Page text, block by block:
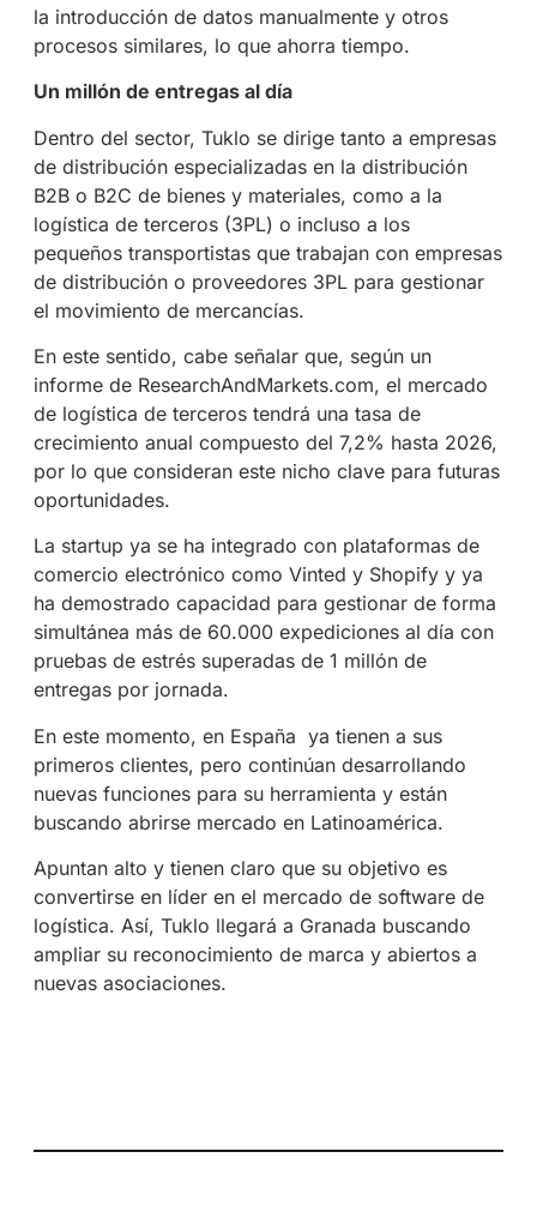
la introducción de datos manualmente y otros
procesos similares, lo que ahorra tiempo.
Un millón de entregas al día
Dentro del sector, Tuklo se dirige tanto a empresas
de distribución especializadas en la distribución
B2B o B2C de bienes y materiales, como a la
logística de terceros (3PL) o incluso a los
pequeños transportistas que trabajan con empresas
de distribución o proveedores 3PL para gestionar
el movimiento de mercancías.
En este sentido, cabe señalar que, según un
informe de ResearchAndMarkets.com, el mercado
de logística de terceros tendrá una tasa de
crecimiento anual compuesto del 7,2% hasta 2026,
por lo que consideran este nicho clave para futuras
oportunidades.
La startup ya se ha integrado con plataformas de
comercio electrónico como Vinted y Shopify y ya
ha demostrado capacidad para gestionar de forma
simultánea más de 60.000 expediciones al día con
pruebas de estrés superadas de 1 millón de
entregas por jornada.
En este momento, en España ya tienen a sus
primeros clientes, pero continúan desarrollando
nuevas funciones para su herramienta y están
buscando abrirse mercado en Latinoamérica.
Apuntan alto y tienen claro que su objetivo es
convertirse en líder en el mercado de software de
logística. Así, Tuklo llegará a Granada buscando
ampliar su reconocimiento de marca y abiertos a
nuevas asociaciones.